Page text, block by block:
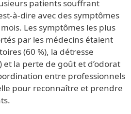
patients souffrant
à-dire avec des symptômes
Les symptômes les plus
par les médecins étaient
(60 %), la détresse
et la perte de goût et d’odorat
entre professionnels
pour reconnaître et prendre